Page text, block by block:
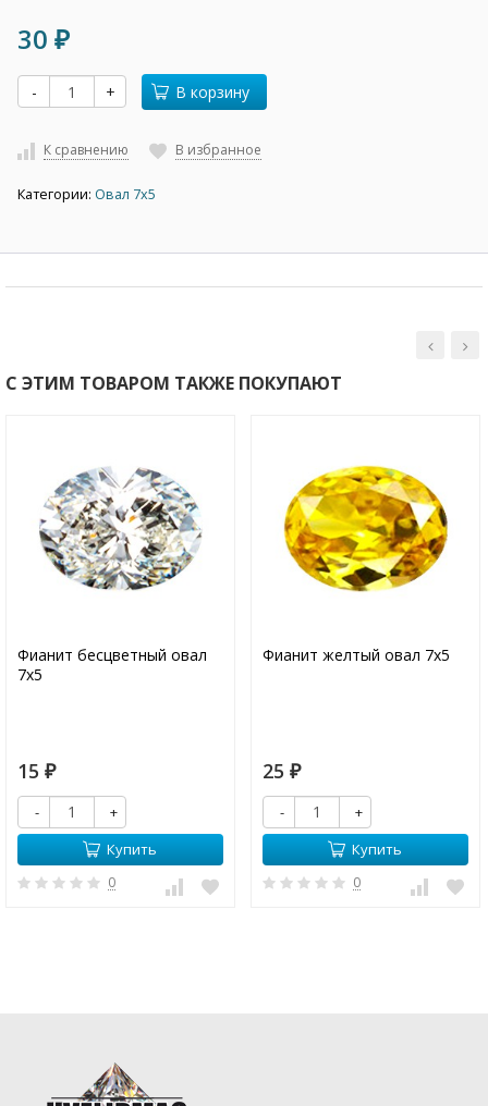
30 ₽
- + В корзину
К сравнению В избранное
Категории: Овал 7х5
С ЭТИМ ТОВАРОМ ТАКЖЕ ПОКУПАЮТ
Фианит бесцветный овал
7х5
15 ₽
-
+
Купить
0
Фианит желтый овал 7х5
25 ₽
-
+
Купить
0